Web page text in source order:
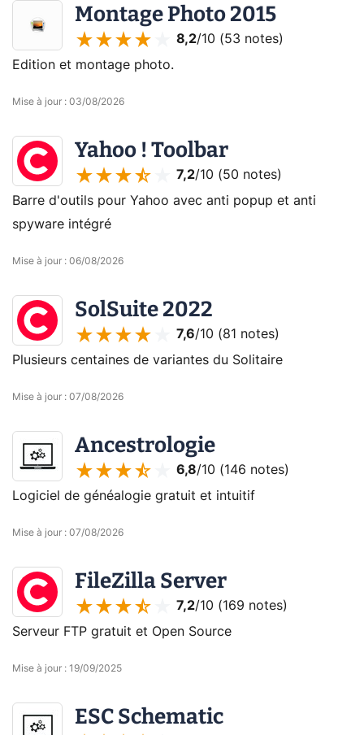
Montage Photo 2015
8,2/10 (53 notes)
Edition et montage photo.
Mise à jour : 03/08/2026
Yahoo ! Toolbar
7,2/10 (50 notes)
Barre d'outils pour Yahoo avec anti popup et anti
spyware intégré
Mise à jour : 06/08/2026
SolSuite 2022
7,6/10 (81 notes)
Plusieurs centaines de variantes du Solitaire
Mise à jour : 07/08/2026
Ancestrologie
6,8/10 (146 notes)
Logiciel de généalogie gratuit et intuitif
Mise à jour : 07/08/2026
FileZilla Server
7,2/10 (169 notes)
Serveur FTP gratuit et Open Source
Mise à jour : 19/09/2025
ESC Schematic